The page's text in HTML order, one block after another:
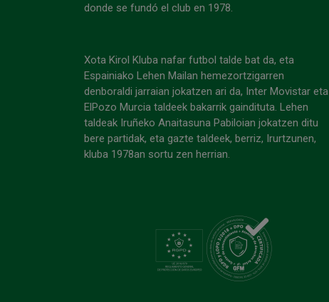
donde se fundó el club en 1978.
Xota Kirol Kluba nafar futbol talde bat da, eta
Espainiako Lehen Mailan hemezortzigarren
denboraldi jarraian jokatzen ari da, Inter Movistar eta
ElPozo Murcia taldeek bakarrik gaindituta. Lehen
taldeak Iruñeko Anaitasuna Pabiloian jokatzen ditu
bere partidak, eta gazte taldeek, berriz, Irurtzunen,
kluba 1978an sortu zen herrian.